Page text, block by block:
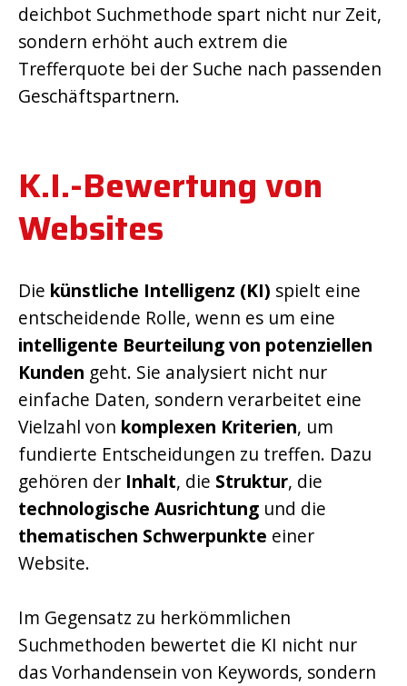
deichbot Suchmethode spart nicht nur Zeit,
sondern erhöht auch extrem die
Trefferquote bei der Suche nach passenden
Geschäftspartnern.
K.I.-Bewertung von
Websites
Die künstliche Intelligenz (KI) spielt eine
entscheidende Rolle, wenn es um eine
intelligente Beurteilung von potenziellen
Kunden geht. Sie analysiert nicht nur
einfache Daten, sondern verarbeitet eine
Vielzahl von komplexen Kriterien, um
fundierte Entscheidungen zu treffen. Dazu
gehören der Inhalt, die Struktur, die
technologische Ausrichtung und die
thematischen Schwerpunkte einer
Website.
Im Gegensatz zu herkömmlichen
Suchmethoden bewertet die KI nicht nur
das Vorhandensein von Keywords, sondern